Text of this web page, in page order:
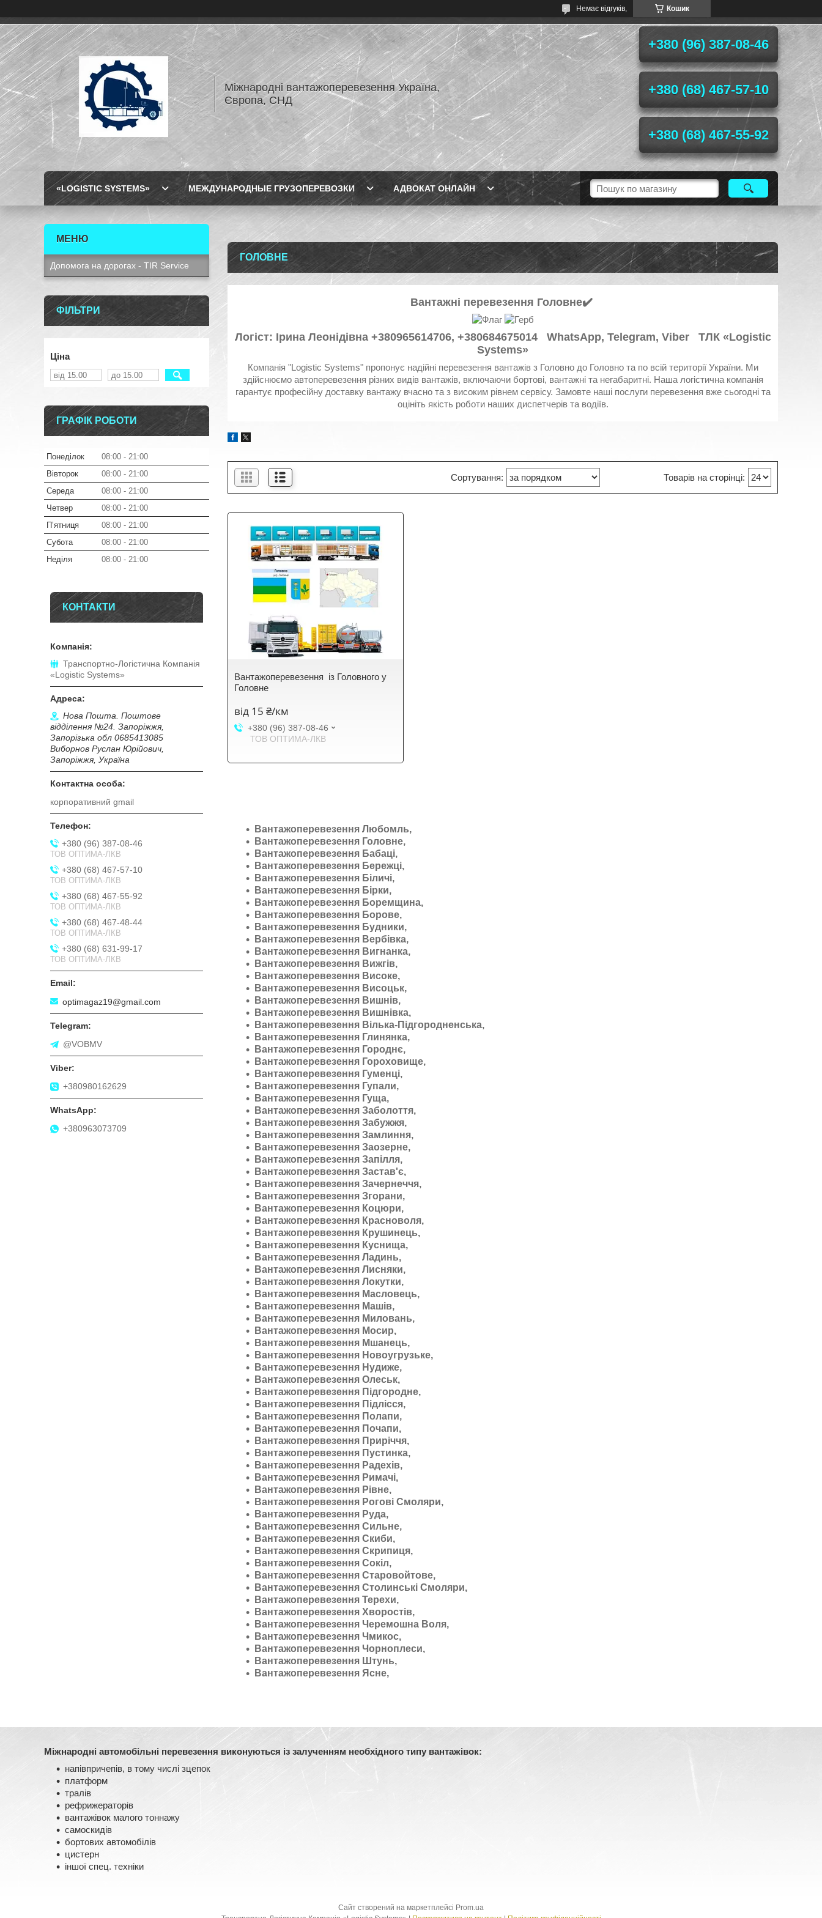
Кошик
Немає відгуків,
Міжнародні вантажоперевезення Україна,
Європа, СНД
+380 (96) 387-08-46
+380 (68) 467-57-10
+380 (68) 467-55-92
«LOGISTIC SYSTEMS» МЕЖДУНАРОДНЫЕ ГРУЗОПЕРЕВОЗКИ АДВОКАТ ОНЛАЙН
ГОЛОВНЕ
Вантажні перевезення Головне✔️
Логіст: Ірина Леонідівна +380965614706, +380684675014 WhatsApp, Telegram, Viber ТЛК «Logistic
Systems»
Компанія "Logistic Systems" пропонує надійні перевезення вантажів з Головно до Головно та по всій території України. Ми
здійснюємо автоперевезення різних видів вантажів, включаючи бортові, вантажні та негабаритні. Наша логістична компанія
гарантує професійну доставку вантажу вчасно та з високим рівнем сервісу. Замовте наші послуги перевезення вже сьогодні та
оцініть якість роботи наших диспетчерів та водіїв.
Вантажоперевезення із Головного у
Головне
від 15 ₴/км
+380 (96) 387-08-46
ТОВ ОПТИМА-ЛКВ
Вантажоперевезення Любомль,
Вантажоперевезення Головне,
Вантажоперевезення Бабаці,
Вантажоперевезення Бережці,
Вантажоперевезення Біличі,
Вантажоперевезення Бірки,
Вантажоперевезення Боремщина,
Вантажоперевезення Борове,
Вантажоперевезення Будники,
Вантажоперевезення Вербівка,
Вантажоперевезення Вигнанка,
Вантажоперевезення Вижгів,
Вантажоперевезення Високе,
Вантажоперевезення Висоцьк,
Вантажоперевезення Вишнів,
Вантажоперевезення Вишнівка,
Вантажоперевезення Вілька-Підгородненська,
Вантажоперевезення Глинянка,
Вантажоперевезення Городнє,
Вантажоперевезення Гороховище,
Вантажоперевезення Гуменці,
Вантажоперевезення Гупали,
Вантажоперевезення Гуща,
Вантажоперевезення Заболоття,
Вантажоперевезення Забужжя,
Вантажоперевезення Замлиння,
Вантажоперевезення Заозерне,
Вантажоперевезення Запілля,
Вантажоперевезення Застав'є,
Вантажоперевезення Зачернеччя,
Вантажоперевезення Згорани,
Вантажоперевезення Коцюри,
Вантажоперевезення Красноволя,
Вантажоперевезення Крушинець,
Вантажоперевезення Куснища,
Вантажоперевезення Ладинь,
Вантажоперевезення Лисняки,
Вантажоперевезення Локутки,
Вантажоперевезення Масловець,
Вантажоперевезення Машів,
Вантажоперевезення Миловань,
Вантажоперевезення Мосир,
Вантажоперевезення Мшанець,
Вантажоперевезення Новоугрузьке,
Вантажоперевезення Нудиже,
Вантажоперевезення Олеськ,
Вантажоперевезення Підгородне,
Вантажоперевезення Підлісся,
Вантажоперевезення Полапи,
Вантажоперевезення Почапи,
Вантажоперевезення Приріччя,
Вантажоперевезення Пустинка,
Вантажоперевезення Радехів,
Вантажоперевезення Римачі,
Вантажоперевезення Рівне,
Вантажоперевезення Рогові Смоляри,
Вантажоперевезення Руда,
Вантажоперевезення Сильне,
Вантажоперевезення Скиби,
Вантажоперевезення Скрипиця,
Вантажоперевезення Сокіл,
Вантажоперевезення Старовойтове,
Вантажоперевезення Столинські Смоляри,
Вантажоперевезення Терехи,
Вантажоперевезення Хворостів,
Вантажоперевезення Черемошна Воля,
Вантажоперевезення Чмикос,
Вантажоперевезення Чорноплеси,
Вантажоперевезення Штунь,
Вантажоперевезення Ясне,
Допомога на дорогах - TIR Service
ФІЛЬТРИ
Ціна
ГРАФІК РОБОТИ
Понеділок 08:00
21:00
Вівторок
08:00
21:00
Середа
08:00
21:00
Четвер
08:00
21:00
Пʼятниця
08:00
21:00
Субота
08:00
21:00
Неділя
08:00 21:00
КОНТАКТИ
Транспортно-Логістична Компанія
«Logistic Systems»
Нова Пошта. Поштове
відділення №24. Запоріжжя,
Запорізька обл 0685413085
Виборнов Руслан Юрійович,
Запоріжжя, Україна
корпоративний gmail
+380 (96) 387-08-46
ТОВ ОПТИМА-ЛКВ
+380 (68) 467-57-10
ТОВ ОПТИМА-ЛКВ
+380 (68) 467-55-92
ТОВ ОПТИМА-ЛКВ
+380 (68) 467-48-44
ТОВ ОПТИМА-ЛКВ
+380 (68) 631-99-17
ТОВ ОПТИМА-ЛКВ
optimagaz19@gmail.com
@VOBMV
+380980162629
+380963073709
Міжнародні автомобільні перевезення виконуються із залученням необхідного типу вантажівок:
напівпричепів, в тому числі зцепок
платформ
тралів
рефрижераторів
вантажівок малого тоннажу
самоскидів
бортових автомобілів
цистерн
іншої спец. техніки
Сайт створений на маркетплейсі Prom.ua